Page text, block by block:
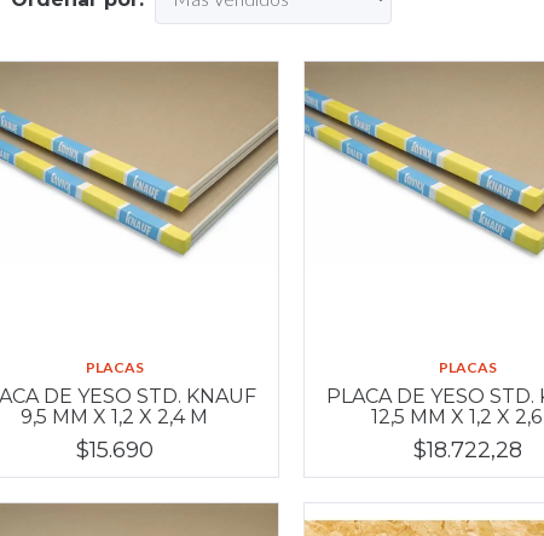
PLACAS
DE YESO STD. KNAUF
9,5 MM X 1,2 X 2,4 M
$15.690
PLACAS
PLACA DE YESO STD.
12,5 MM X 1,2 X
$18.722,28